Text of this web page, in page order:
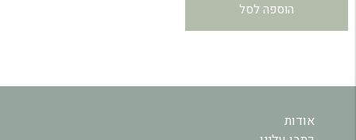
₪83.
הוספה לסל
אודות